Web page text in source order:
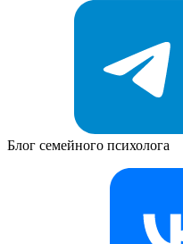
Блог семейного психолога